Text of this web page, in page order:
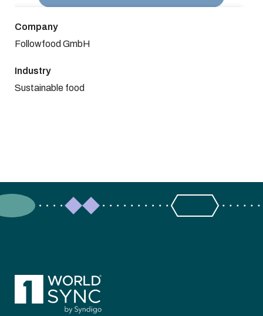
Company
Followfood GmbH
Industry
Sustainable food